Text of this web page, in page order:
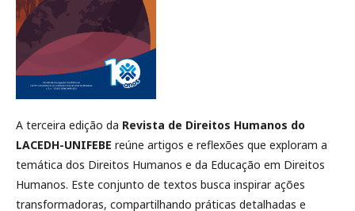
A terceira edição da Revista de Direitos Humanos do
LACEDH-UNIFEBE reúne artigos e reflexões que exploram a
temática dos Direitos Humanos e da Educação em Direitos
Humanos. Este conjunto de textos busca inspirar ações
transformadoras, compartilhando práticas detalhadas e